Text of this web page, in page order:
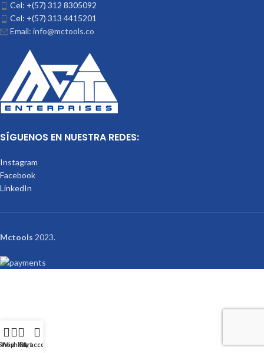
Cel: +(57) 312 8305092
Cel: +(57) 313 4415201
Email: info@mctools.co
SÍGUENOS EN NUESTRA REDES:
Instagram
Facebook
LinkedIn
Mctools 2023.
Wishlist
Cart
My account